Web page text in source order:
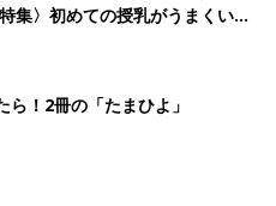
集〉初めての授乳がうまくい
クの基本と夏のトラブル 解決テ
ら！2冊の「たまひよ」